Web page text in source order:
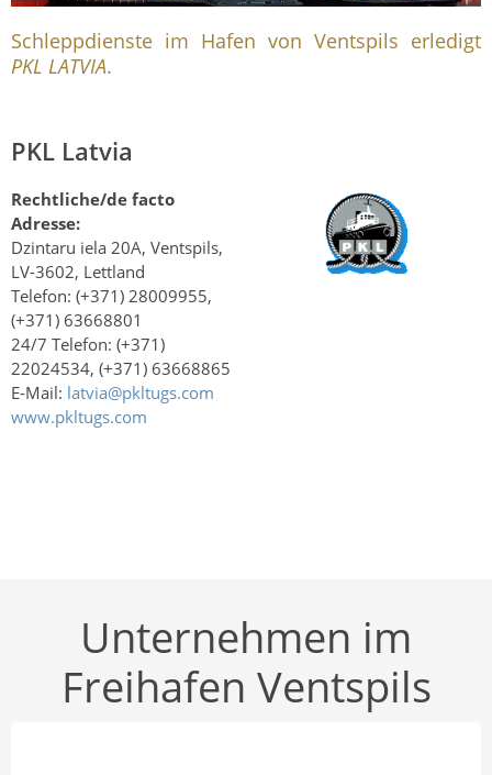
Schleppdienste im Hafen von Ventspils erledigt
PKL LATVIA.
PKL Latvia
Rechtliche/de facto
Adresse:
Dzintaru iela 20A, Ventspils,
LV-3602, Lettland
Telefon: (+371) 28009955,
(+371) 63668801
24/7 Telefon: (+371)
22024534, (+371) 63668865
E-Mail: latvia@pkltugs.com
www.pkltugs.com
Unternehmen im
Freihafen Ventspils